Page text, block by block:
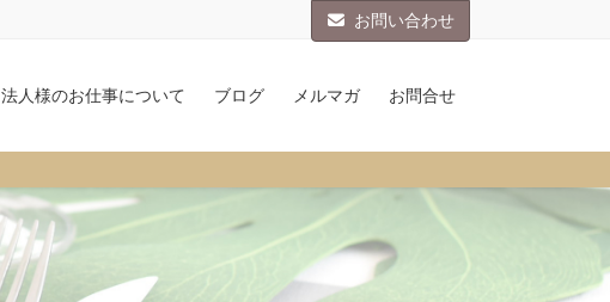
お問い合わせ
法人様のお仕事について ブログ メルマガ お問合せ